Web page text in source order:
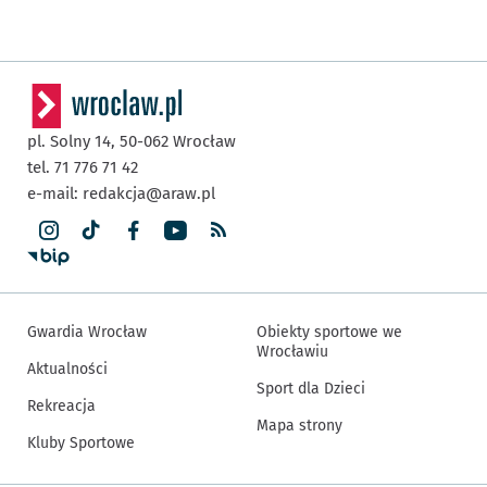
pl. Solny 14, 50-062 Wrocław
tel. 71 776 71 42
e-mail: redakcja@araw.pl
Gwardia Wrocław
Aktualności
Rekreacja
Kluby Sportowe
Obiekty sportowe we
Wrocławiu
Sport dla Dzieci
Mapa strony